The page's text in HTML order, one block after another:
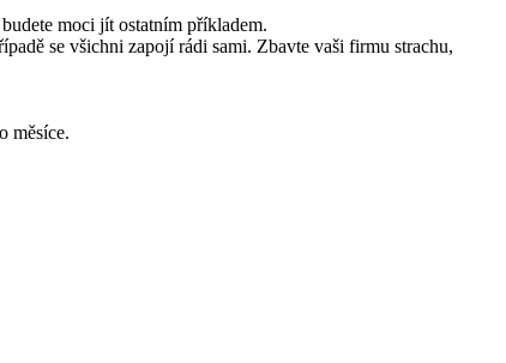
moci jít ostatním příkladem.
se všichni zapojí rádi sami. Zbavte vaši firmu strachu,
měsíce.